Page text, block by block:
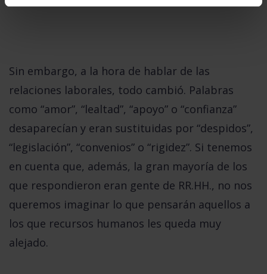
Sin embargo, a la hora de hablar de las
relaciones laborales, todo cambió. Palabras
como “amor”, “lealtad”, “apoyo” o “confianza”
desaparecían y eran sustituidas por “despidos”,
“legislación”, “convenios” o “rigidez”. Si tenemos
en cuenta que, además, la gran mayoría de los
que respondieron eran gente de RR.HH., no nos
queremos imaginar lo que pensarán aquellos a
los que recursos humanos les queda muy
alejado.